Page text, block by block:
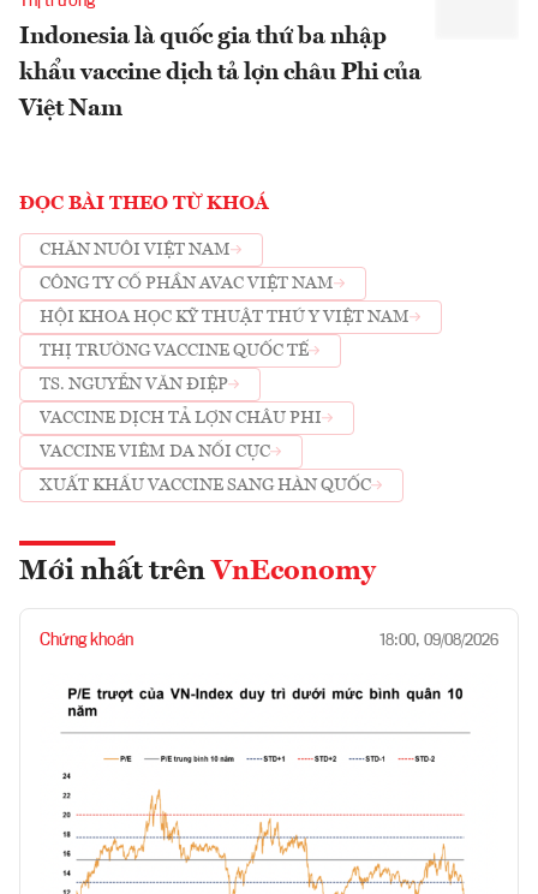
Indonesia là quốc gia thứ ba nhập
khẩu vaccine dịch tả lợn châu Phi của
Việt Nam
ĐỌC BÀI THEO TỪ KHOÁ
CHĂN NUÔI VIỆT NAM
CÔNG TY CỔ PHẦN AVAC VIỆT NAM
HỘI KHOA HỌC KỸ THUẬT THÚ Y VIỆT NAM
THỊ TRƯỜNG VACCINE QUỐC TẾ
TS. NGUYỄN VĂN ĐIỆP
VACCINE DỊCH TẢ LỢN CHÂU PHI
VACCINE VIÊM DA NỔI CỤC
XUẤT KHẨU VACCINE SANG HÀN QUỐC
Mới nhất trên VnEconomy
Chứng khoán 18:00, 09/08/2026